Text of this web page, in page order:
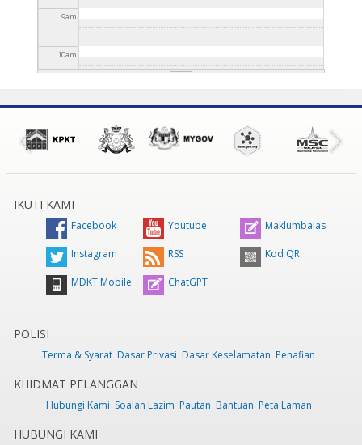
9am
10am
2pm
3pm
pm
6pm
8 pm
IKUTI KAMI
Facebook Youtube Maklumbalas
Instagram RSS Kod QR
MDKT Mobile ChatGPT
POLISI
Terma & Syarat Dasar Privasi Dasar Keselamatan Penafian
KHIDMAT PELANGGAN
Hubungi Kami Soalan Lazim Pautan Bantuan Peta Laman
HUBUNGI KAMI